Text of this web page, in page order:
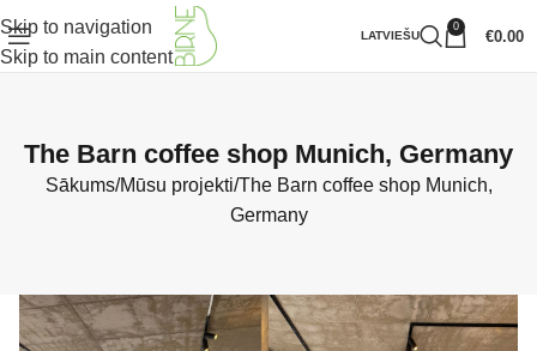
Skip to navigation
Skip to main content
LATVIEŠU
0
€0.00
The Barn coffee shop Munich, Germany
Sākums Mūsu projekti The Barn coffee shop Munich,
Germany